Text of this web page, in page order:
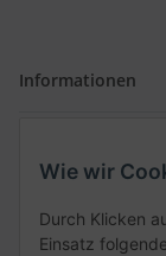
Informationen
Wie wir
Durch Klicken
Einsatz